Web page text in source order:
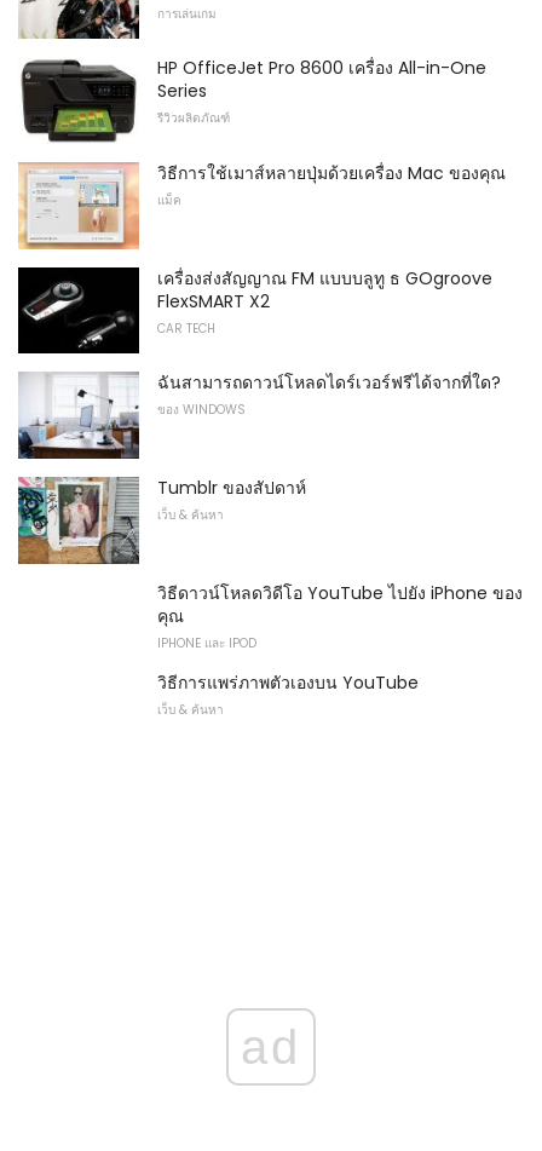
การเล่นเกม
HP OfficeJet Pro 8600 เครื่อง All-in-One
Series
รีวิวผลิตภัณฑ์
วิธีการใช้เมาส์หลายปุ่มด้วยเครื่อง Mac ของคุณ
แม็ค
เครื่องส่งสัญญาณ FM แบบบลูทู ธ GOgroove
FlexSMART X2
CAR TECH
ฉันสามารถดาวน์โหลดไดร์เวอร์ฟรีได้จากที่ใด?
ของ WINDOWS
Tumblr ของสัปดาห์
เว็บ & ค้นหา
วิธีดาวน์โหลดวิดีโอ YouTube ไปยัง iPhone ของ
คุณ
IPHONE และ IPOD
วิธีการแพร่ภาพตัวเองบน YouTube
เว็บ & ค้นหา
ad